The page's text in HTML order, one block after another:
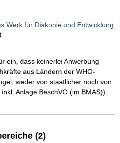
Werk für Diakonie und Entwicklung
ein, dass keinerlei Anwerbung
aus Ländern der WHO-
weder von staatlicher noch von
Anlage BeschVO (im BMAS)).
(2)